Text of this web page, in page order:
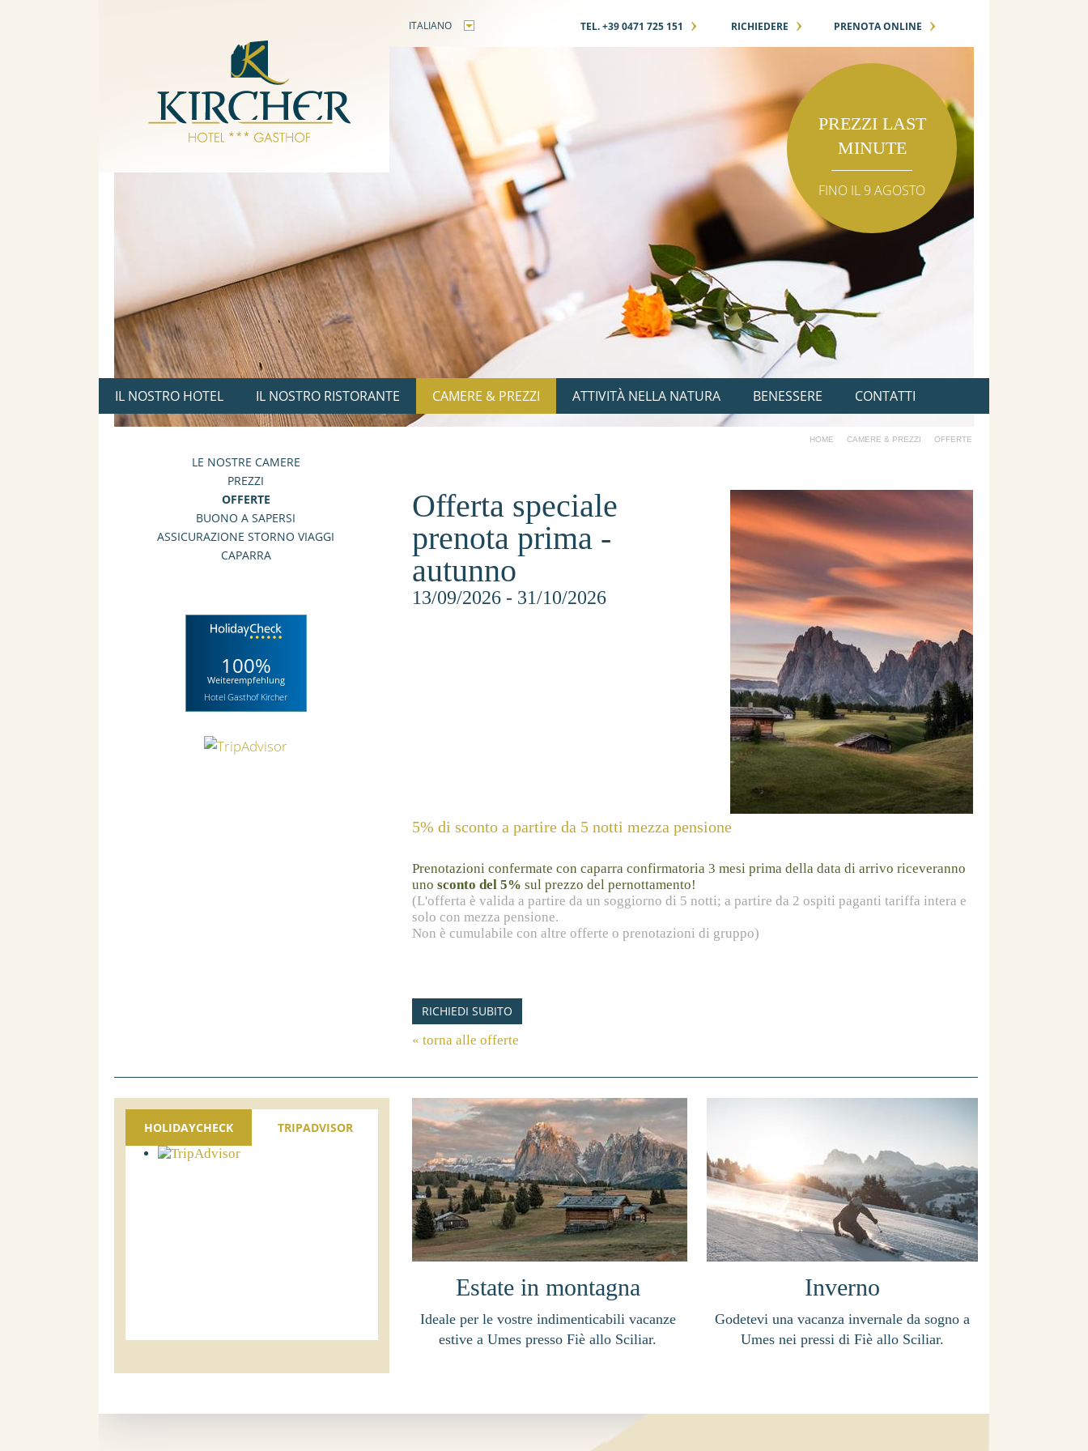
ITALIANO TEL. +39 0471 725 151 › RICHIEDERE › PRENOTA ONLINE ›
PREZZI LAST
MINUTE
FINO IL 9 AGOSTO
IL NOSTRO HOTEL IL NOSTRO RISTORANTE CAMERE & PREZZI ATTIVITÀ NELLA NATURA BENESSERE CONTATTI
LE NOSTRE CAMERE
PREZZI
OFFERTE
BUONO A SAPERSI
ASSICURAZIONE STORNO VIAGGI
CAPARRA
100%
Weiterempfehlung
Hotel Gasthof Kircher
HOME CAMERE & PREZZI OFFERTE
Offerta speciale
prenota prima -
autunno
13/09/2026 - 31/10/2026
5% di sconto a partire da 5 notti mezza pensione
Prenotazioni confermate con caparra confirmatoria 3 mesi prima della data di arrivo riceveranno
uno sconto del 5% sul prezzo del pernottamento!
(L'offerta è valida a partire da un soggiorno di 5 notti; a partire da 2 ospiti paganti tariffa intera e
solo con mezza pensione.
Non è cumulabile con altre offerte o prenotazioni di gruppo)
RICHIEDI SUBITO
« torna alle offerte
HOLIDAYCHECK TRIPADVISOR
Estate in montagna
Ideale per le vostre indimenticabili vacanze
estive a Umes presso Fiè allo Sciliar.
Inverno
Godetevi una vacanza invernale da sogno a
Umes nei pressi di Fiè allo Sciliar.